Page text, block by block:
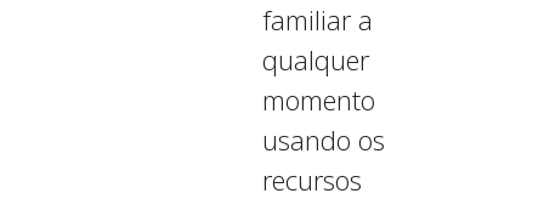
familiar a
qualquer
momento
usando os
recursos